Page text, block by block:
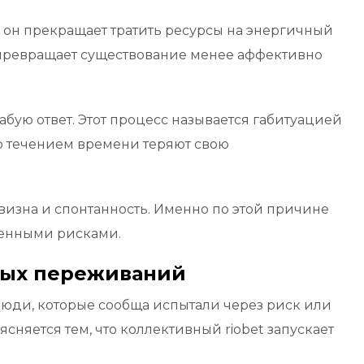
прекращает тратить ресурсы на энергичный
существование менее аффективно
ответ. Этот процесс называется габитуацией
течением времени теряют свою
и спонтанность. Именно по этой причине
рисками.
переживаний
которые сообща испытали через риск или
тем, что коллективный riobet запускает